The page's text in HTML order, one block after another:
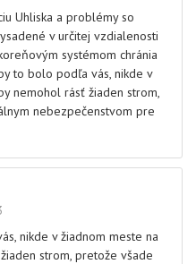
Uhliska a problémy so
v určitej vzdialenosti
systémom chránia
to bolo podľa vás, nikde v
nemohol rásť žiaden strom,
nebezpečenstvom pre
nikde v žiadnom meste na
strom, pretože všade